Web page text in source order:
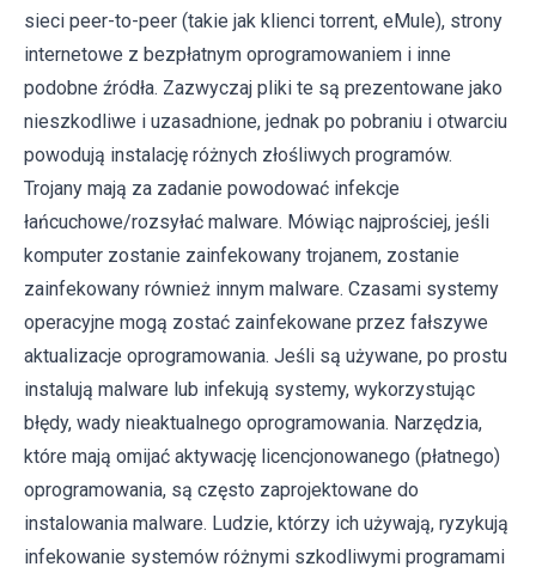
sieci peer-to-peer (takie jak klienci torrent, eMule), strony
internetowe z bezpłatnym oprogramowaniem i inne
podobne źródła. Zazwyczaj pliki te są prezentowane jako
nieszkodliwe i uzasadnione, jednak po pobraniu i otwarciu
powodują instalację różnych złośliwych programów.
Trojany mają za zadanie powodować infekcje
łańcuchowe/rozsyłać malware. Mówiąc najprościej, jeśli
komputer zostanie zainfekowany trojanem, zostanie
zainfekowany również innym malware. Czasami systemy
operacyjne mogą zostać zainfekowane przez fałszywe
aktualizacje oprogramowania. Jeśli są używane, po prostu
instalują malware lub infekują systemy, wykorzystując
błędy, wady nieaktualnego oprogramowania. Narzędzia,
które mają omijać aktywację licencjonowanego (płatnego)
oprogramowania, są często zaprojektowane do
instalowania malware. Ludzie, którzy ich używają, ryzykują
infekowanie systemów różnymi szkodliwymi programami